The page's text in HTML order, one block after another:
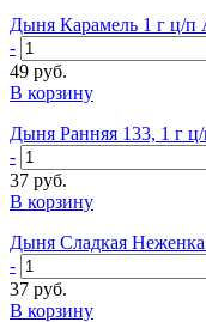
Дыня Карамель 1 г ц/п
-
49 руб.
В корзину
Дыня Ранняя 133, 1 г
-
37 руб.
В корзину
Дыня Сладкая
-
37 руб.
В корзину